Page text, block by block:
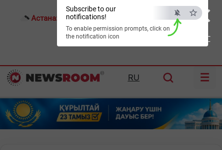
×
ESC
Subscribe to our
notifications!
To enable permission prompts, click on
the notification icon
Астана: 23°C Алматы: Шымкент:37°C
RU ☰